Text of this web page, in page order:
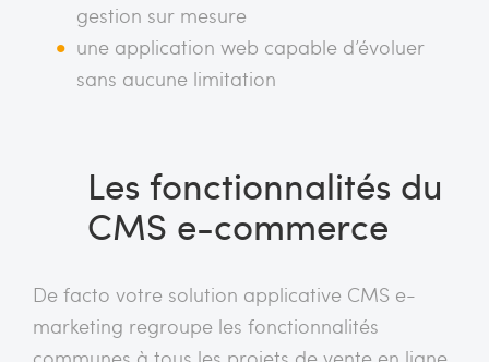
gestion sur mesure
une application web capable d’évoluer
sans aucune limitation
Les fonctionnalités du
CMS e-commerce
De facto votre solution applicative CMS e-
marketing regroupe les fonctionnalités